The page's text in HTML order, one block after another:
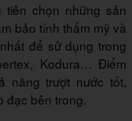
chọn những sản
bảo tính thẩm mỹ và
để sử dụng trong
Kodura… Điểm
năng trượt nước tốt,
đạc bên trong.